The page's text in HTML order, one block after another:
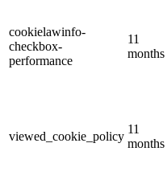
cookielawinfo-
checkbox-
performance
11
months
viewed_cookie_policy
11
months